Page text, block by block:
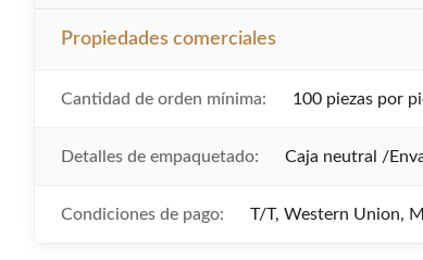
Propiedades comerciales
Cantidad de orden mínima: 100 piezas por
Detalles de empaquetado: Caja neutral /
Condiciones de pago: T/T, Western Union,